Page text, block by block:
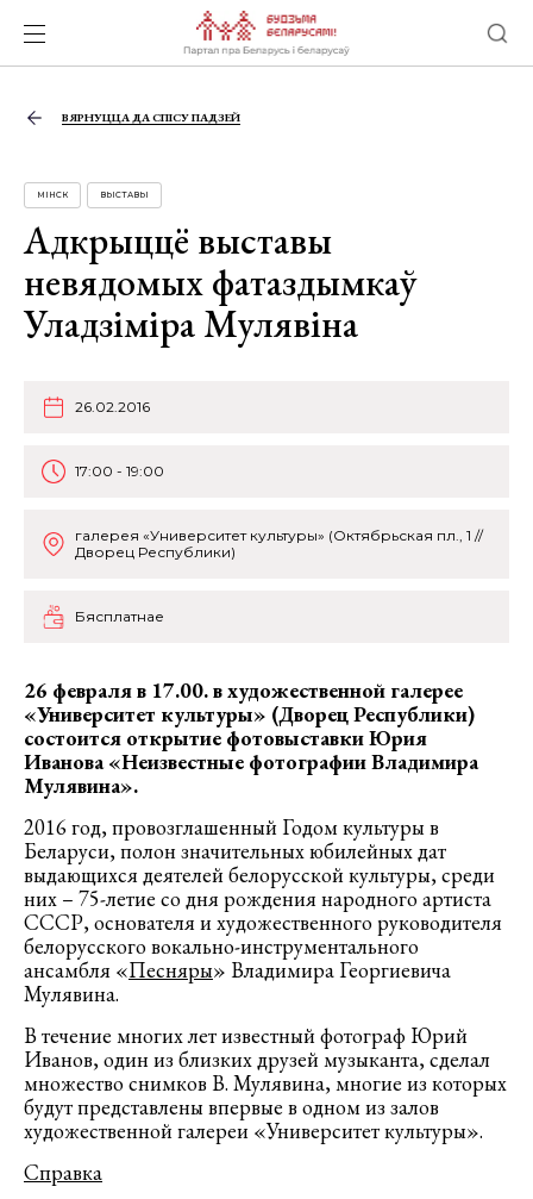
ВЯРНУЦЦА ДА СПІСУ ПАДЗЕЙ
МІНСК ВЫСТАВЫ
Адкрыццё выставы
невядомых фатаздымкаў
Уладзіміра Мулявіна
26.02.2016
17:00 - 19:00
галерея «Университет культуры» (Октябрьская пл., 1 //
Дворец Республики)
Бясплатнае
26 февраля в 17.00. в художественной галерее
«Университет культуры» (Дворец Республики)
состоится открытие фотовыставки Юрия
Иванова «Неизвестные фотографии Владимира
Мулявина».
2016 год, провозглашенный Годом культуры в
Беларуси, полон значительных юбилейных дат
выдающихся деятелей белорусской культуры, среди
них – 75-летие со дня рождения народного артиста
СССР, основателя и художественного руководителя
белорусского вокально-инструментального
ансамбля «Песняры» Владимира Георгиевича
Мулявина.
В течение многих лет известный фотограф Юрий
Иванов, один из близких друзей музыканта, сделал
множество снимков В. Мулявина, многие из которых
будут представлены впервые в одном из залов
художественной галереи «Университет культуры».
Справка